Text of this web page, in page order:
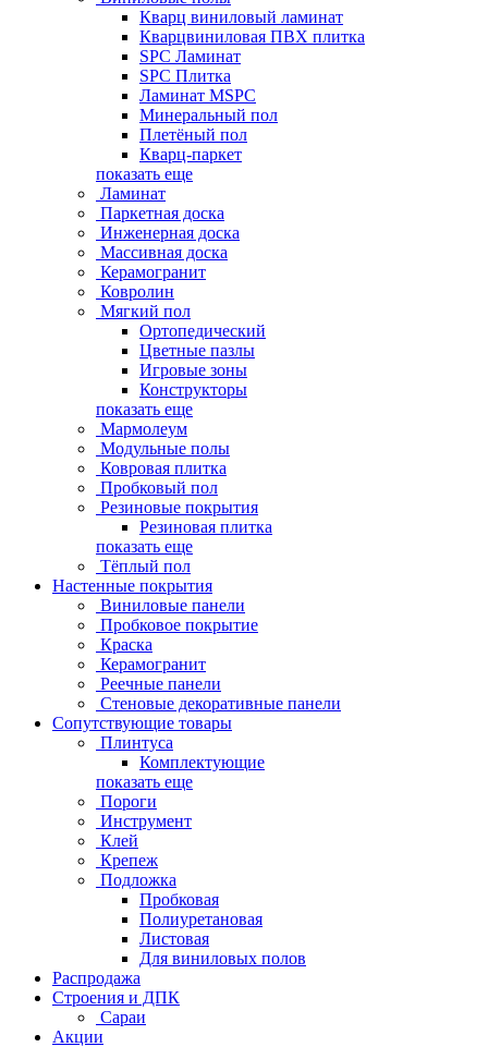
Кварц виниловый ламинат
Кварцвиниловая ПВХ плитка
SPC Ламинат
SPC Плитка
Ламинат MSPC
Минеральный пол
Плетёный пол
Кварц-паркет
показать еще
Ламинат
Паркетная доска
Инженерная доска
Массивная доска
Керамогранит
Ковролин
Мягкий пол
Ортопедический
Цветные пазлы
Игровые зоны
Конструкторы
показать еще
Мармолеум
Модульные полы
Ковровая плитка
Пробковый пол
Резиновые покрытия
Резиновая плитка
показать еще
Тёплый пол
Настенные покрытия
Виниловые панели
Пробковое покрытие
Краска
Керамогранит
Реечные панели
Стеновые декоративные панели
Сопутствующие товары
Плинтуса
Комплектующие
показать еще
Пороги
Инструмент
Клей
Крепеж
Подложка
Пробковая
Полиуретановая
Листовая
Для виниловых полов
Распродажа
Строения и ДПК
Сараи
Акции